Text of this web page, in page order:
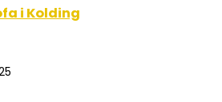
i Kolding